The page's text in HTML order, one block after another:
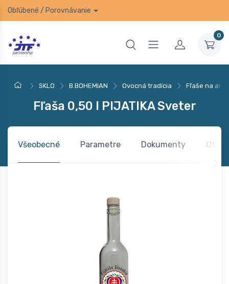
Obľúbené / Porovnávanie
0
SKLO B.BOHEMIAN Ovocná tradícia Fľaše na
Fľaša 0,50 l PIJATIKA Sveter
Všeobecné Parametre Dokumenty